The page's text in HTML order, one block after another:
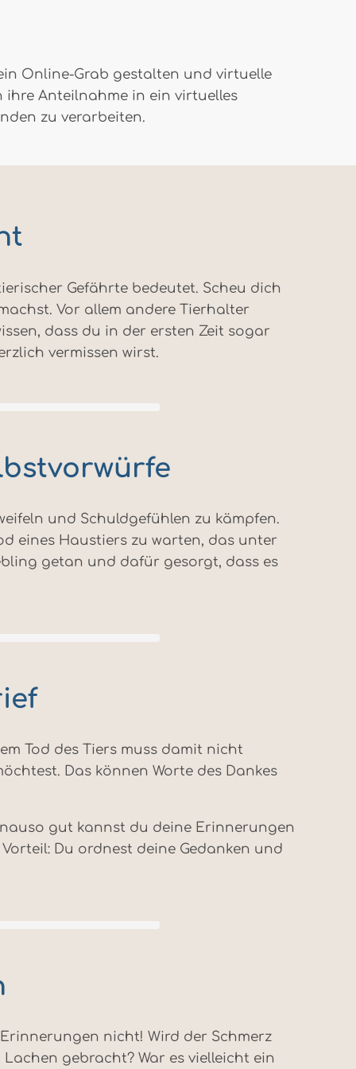
Online-Grab gestalten und virtuelle
ihre Anteilnahme in ein virtuelles
zu verarbeiten.
Gefährte bedeutet. Scheu dich
Vor allem andere Tierhalter
dass du in der ersten Zeit sogar
vermissen wirst.
und Schuldgefühlen zu kämpfen.
eines Haustiers zu warten, das unter
getan und dafür gesorgt, dass es
Tod des Tiers muss damit nicht
Das können Worte des Dankes
gut kannst du deine Erinnerungen
Du ordnest deine Gedanken und
nicht! Wird der Schmerz
gebracht? War es vielleicht ein